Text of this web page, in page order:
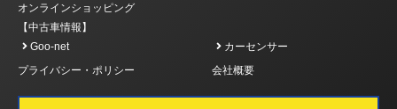
オンラインショッピング
【中古車情報】
Goo-net
カーセンサー
プライバシー・ポリシー
会社概要